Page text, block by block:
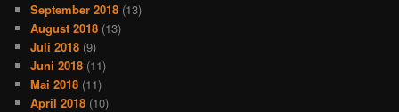
September 2018 (13)
August 2018 (13)
Juli 2018 (9)
Juni 2018 (11)
Mai 2018 (11)
April 2018 (10)